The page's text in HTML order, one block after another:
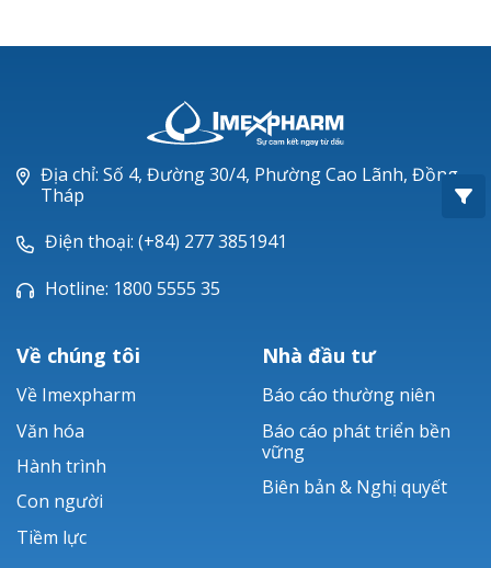
Piperacillin
Ticarlinat®
Zobacta®
Bacsulfo®
Địa chỉ: Số 4, Đường 30/4, Phường Cao Lãnh, Đồng
Tháp
Điện thoại: (+84) 277 3851941
Hotline: 1800 5555 35
Về chúng tôi
Về Imexpharm
Văn hóa
Hành trình
Con người
Tiềm lực
Nhà đầu tư
Báo cáo thường niên
Báo cáo phát triển bền
vững
Biên bản & Nghị quyết